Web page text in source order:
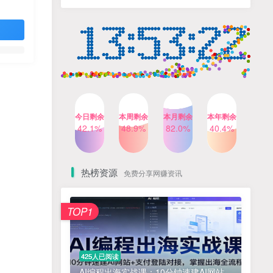
小红书笔记带货课，流量电
商新机会，抓住小红书的流
量红利(更新26年2月)
5个月前 419人已阅读
TOP4
AI商业编程智能体开发课：
TOP5
公众号流量主之星座盘点赛
道，起号快+流量稳，流程简
单，适合新手操作
3个月前 416人已阅读
TOP6
1 ? 零加盟费｜红颜搭全国城市代理商招募正式启动！
2 淘宝天猫盈利突破特训营25年12月线下课，系统性的深度剖析电商企业经营之道，打造电商标准化运营体系
3 抓亚马逊漏洞，免去店铺月租，一个流量大竞争小，让你有机会成大卖的赛道
今日剩余
42.1%
本周剩余
48.9%
本月剩余
82.0%
本年剩余
40.4%
热榜资源 免费分享网赚资讯
425人已阅读
TOP1